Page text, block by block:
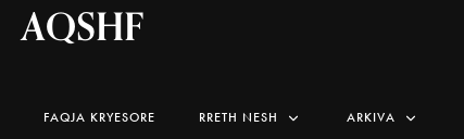
AQSHF
FAQJA KRYESORE RRETH NESH ARKIVA